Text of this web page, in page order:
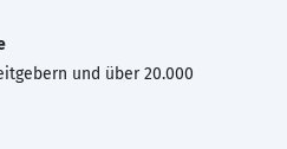
und über 20.000